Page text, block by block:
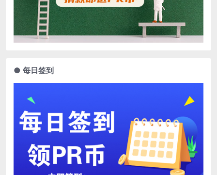
● 每日签到